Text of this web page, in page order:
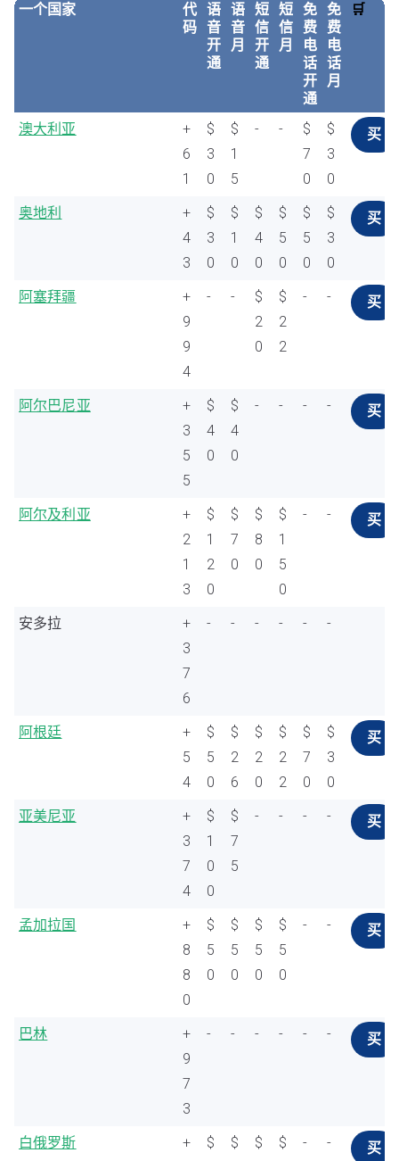
一个国家
代
码
语
音
开
通
语
音
月
短
信
开
通
短
信
月
免
费
电
话
开
通
免
费
电
话
月
🛒
澳大利亚
+
6
1
$
3
0
$
1
5
- -
$
7
0
$
3
0
买
奥地利
+
4
3
$
3
0
$
1
0
$
4
0
$
5
0
$
5
0
$
3
0
买
阿塞拜疆
+
9
9
4
- -
$
2
0
$
2
2
- - 买
阿尔巴尼亚
+
3
5
5
$
4
0
$
4
0
- - - - 买
阿尔及利亚
+
2
1
3
$
1
2
0
$
7
0
$
8
0
$
1
5
0
- - 买
安多拉
+
3
7
6
- - - - - -
阿根廷
+
5
4
$
5
0
$
2
6
$
2
0
$
2
2
$
7
0
$
3
0
买
亚美尼亚
+
3
7
4
$
1
0
0
$
7
5
- - - - 买
孟加拉国
+
8
8
0
$
5
0
$
5
0
$
5
0
$
5
0
- - 买
巴林
+
9
7
3
- - - - - - 买
白俄罗斯
+
$
$
$
$
- - 买